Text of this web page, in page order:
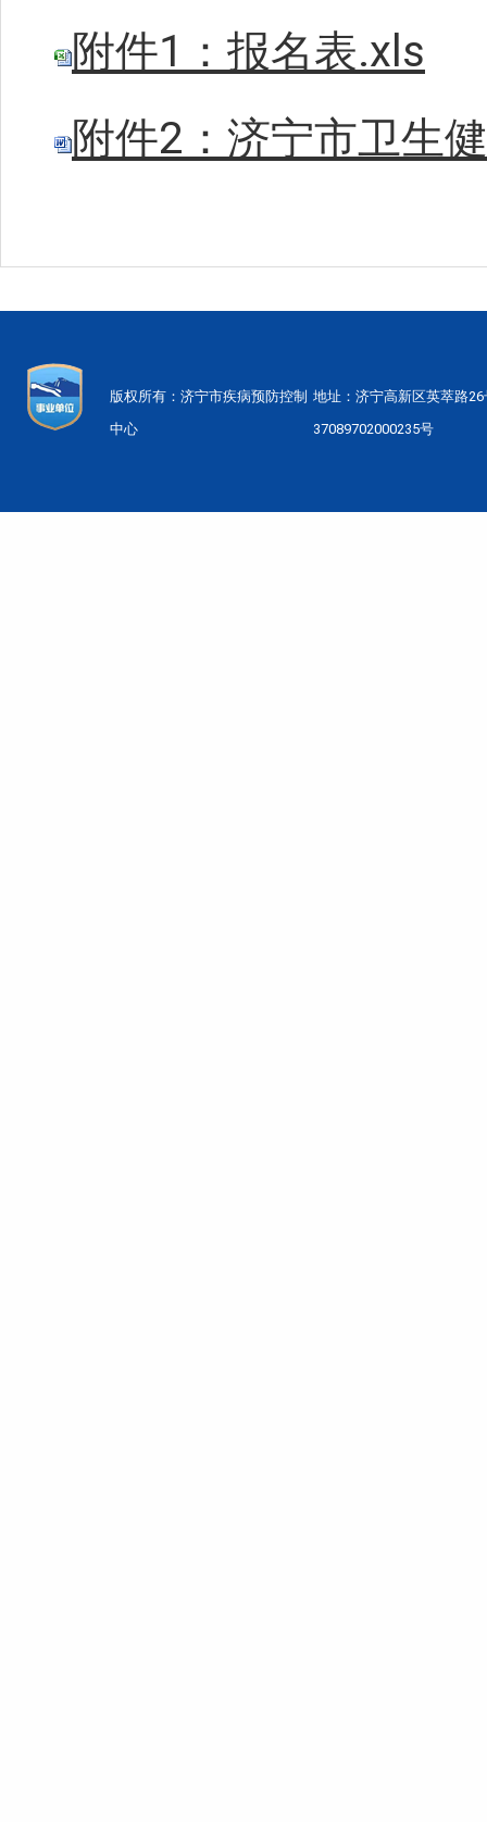
附件1：报名表.xls
附件2：济宁市卫生
版权所有：济宁市疾病预防控制
中心
地址：济宁高新区英萃路
37089702000235号